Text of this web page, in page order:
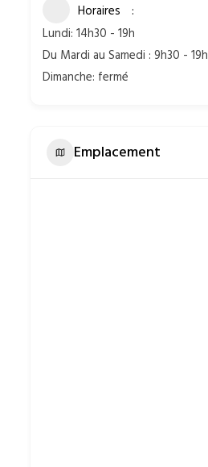
Horaires
Lundi: 14h30 - 19h
Du Mardi au Samedi : 9h30 - 19h
Dimanche: fermé
Emplacement